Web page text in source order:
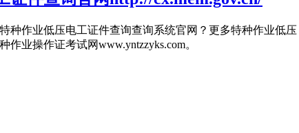
种作业低压电工证件查询查询系统官网？更多特种作业低压
业操作证考试网www.yntzzyks.com。